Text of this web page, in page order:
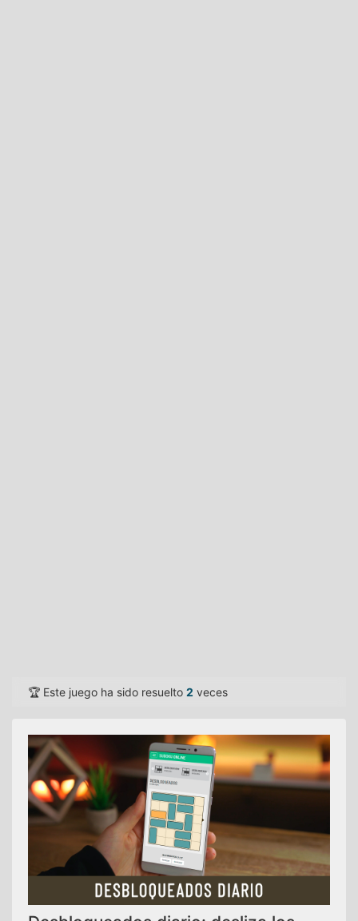
🏆 Este juego ha sido resuelto 2 veces